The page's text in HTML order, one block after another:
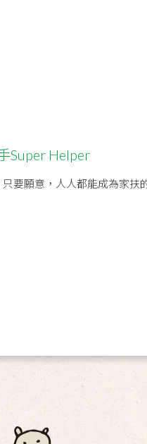
Super Helper
要願意，人人都能成為家扶